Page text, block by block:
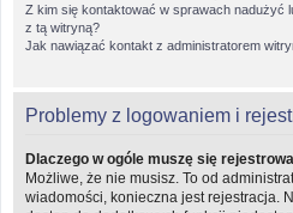
Z kim się kontaktować w sprawach nadużyć
z tą witryną?
Jak nawiązać kontakt z administratorem
Problemy z logowaniem i
Dlaczego w ogóle muszę się
Możliwe, że nie musisz. To od
wiadomości, konieczna jest rejestracja.